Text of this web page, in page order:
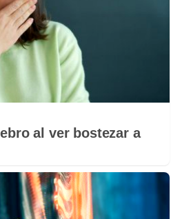
al ver bostezar a